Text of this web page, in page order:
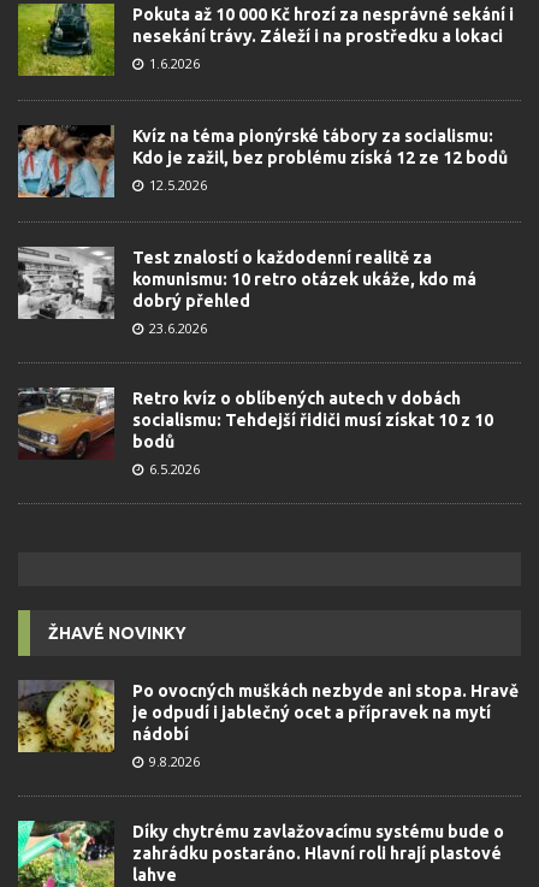
Pokuta až 10 000 Kč hrozí za nesprávné sekání i
nesekání trávy. Záleží i na prostředku a lokaci
1.6.2026
Kvíz na téma pionýrské tábory za socialismu:
Kdo je zažil, bez problému získá 12 ze 12 bodů
12.5.2026
Test znalostí o každodenní realitě za
komunismu: 10 retro otázek ukáže, kdo má
dobrý přehled
23.6.2026
Retro kvíz o oblíbených autech v dobách
socialismu: Tehdejší řidiči musí získat 10 z 10
bodů
6.5.2026
ŽHAVÉ NOVINKY
Po ovocných muškách nezbyde ani stopa. Hravě
je odpudí i jablečný ocet a přípravek na mytí
nádobí
9.8.2026
Díky chytrému zavlažovacímu systému bude o
zahrádku postaráno. Hlavní roli hrají plastové
lahve